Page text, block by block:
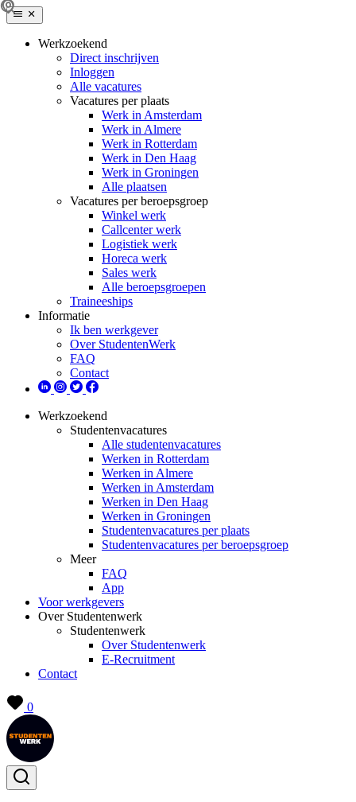
Werkzoekend
Direct inschrijven
Inloggen
Alle vacatures
Vacatures per plaats
Werk in Amsterdam
Werk in Almere
Werk in Rotterdam
Werk in Den Haag
Werk in Groningen
Alle plaatsen
Vacatures per beroepsgroep
Winkel werk
Callcenter werk
Logistiek werk
Horeca werk
Sales werk
Alle beroepsgroepen
Traineeships
Informatie
Ik ben werkgever
Over StudentenWerk
FAQ
Contact
Werkzoekend
Studentenvacatures
Alle studentenvacatures
Werken in Rotterdam
Werken in Almere
Werken in Amsterdam
Werken in Den Haag
Werken in Groningen
Studentenvacatures per plaats
Studentenvacatures per beroepsgroep
Meer
FAQ
App
Voor werkgevers
Over Studentenwerk
Studentenwerk
Over Studentenwerk
E-Recruitment
Contact
0